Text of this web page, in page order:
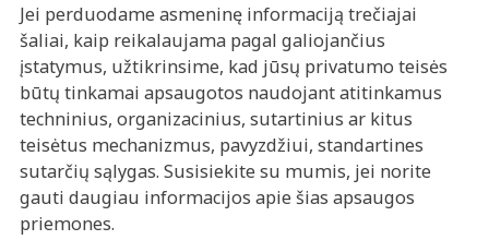
Jei perduodame asmeninę informaciją trečiajai
šaliai, kaip reikalaujama pagal galiojančius
įstatymus, užtikrinsime, kad jūsų privatumo teisės
būtų tinkamai apsaugotos naudojant atitinkamus
techninius, organizacinius, sutartinius ar kitus
teisėtus mechanizmus, pavyzdžiui, standartines
sutarčių sąlygas. Susisiekite su mumis, jei norite
gauti daugiau informacijos apie šias apsaugos
priemones.